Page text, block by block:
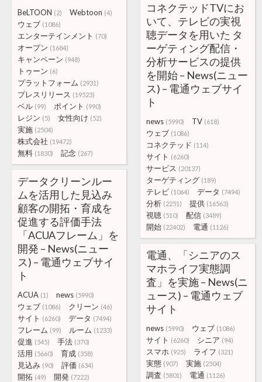
BeLTOON (2) Webtoon (4)
ウェブ (1086)
エンターテインメント (70)
オープン (1684)
キャンペーン (948)
トゥーン (6)
プラットフォーム (2931)
プレスリリース (19523)
ベル (99) ポイント (990)
レジン (5) 女性向け (52)
実施 (2504)
株式会社 (19472)
無料 (1830) 記念 (267)
コネクテッドTVにお
いて、テレビの実視
聴データを用いた タ
ーゲティング配信・
分析サービスの提供
を開始 – News(ニュー
ス) – 電通ウェブサイ
ト
news (5990) TV (618)
ウェブ (1086)
コネクテッド (114)
サイト (6260)
サービス (20137)
ターゲティング (189)
テレビ (1064) データ (7494)
分析 (2251) 提供 (16563)
視聴 (510) 配信 (3489)
開始 (22402) 電通 (1126)
データクリーンルー
ムを活用した見込み
顧客の開拓・育成を
促進する評価手法
「ACUAフレーム」を
開発 – News(ニュー
ス) – 電通ウェブサイ
ト
ACUA (1) news (5990)
ウェブ (1086) クリーン (46)
サイト (6260) データ (7494)
フレーム (99) ルーム (1233)
促進 (545) 手法 (370)
活用 (5660) 育成 (358)
見込み (90) 評価 (634)
開拓 (49) 開発 (7222)
電通、「シニアのス
マホライフ実態調
査」を実施 – News(ニ
ュース) – 電通ウェブ
サイト
news (5990) ウェブ (1086)
サイト (6260) シニア (94)
スマホ (925) ライフ (321)
実態 (907) 実施 (2504)
調査 (5801) 電通 (1126)